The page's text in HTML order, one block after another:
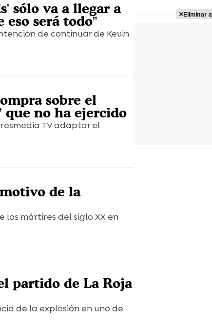
sólo va a llegar a
eso será todo"
de continuar de Kevin
sobre el
que no ha ejercido
TV adaptar el
de la
mártires del siglo XX en
partido de La Roja
de la explosión en uno de
Eliminar